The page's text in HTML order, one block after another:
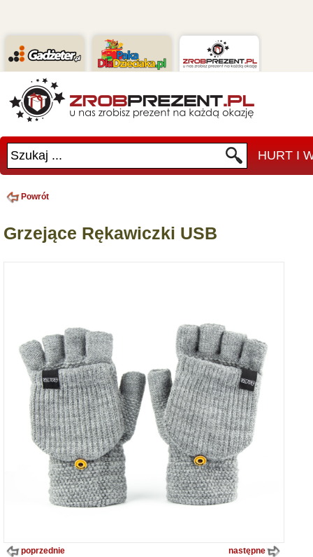
Szukaj ... HURT I
Powrót
Grzejące Rękawiczki USB
poprzednie następne